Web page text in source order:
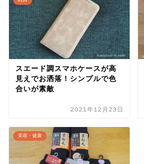
スエード調スマホケースが高
見えでお洒落！シンプルで色
合いが素敵
2021年12月23日
美容・健康